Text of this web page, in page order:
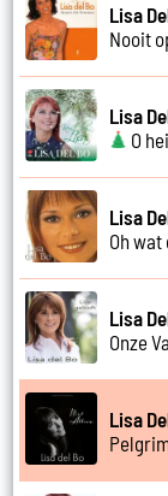
Lisa
Nooit
Lisa
O
Lisa
Oh wat
Lisa
Onze
Lisa